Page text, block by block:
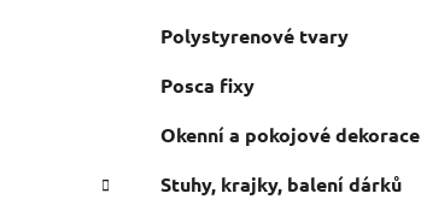
Polystyrenové tvary
Posca fixy
Okenní a pokojové dekorace
Stuhy, krajky, balení dárků